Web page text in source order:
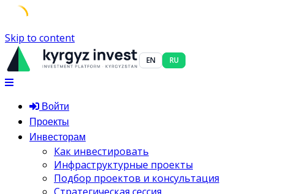
Skip to content
EN RU
Войти
Проекты
Инвесторам
Как инвестировать
Инфраструктурные проекты
Подбор проектов и консультация